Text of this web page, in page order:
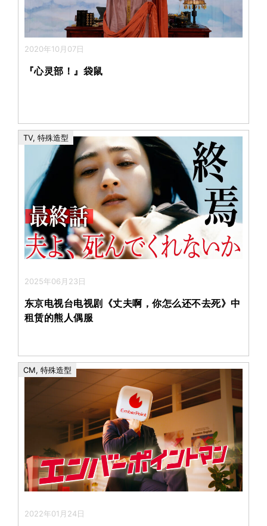
2020年10月07日
『心灵部！』袋鼠
2025年06月23日
TV, 特殊造型
东京电视台电视剧《丈夫啊，你怎么还不去死》中
租赁的熊人偶服
2022年01月24日
CM, 特殊造型